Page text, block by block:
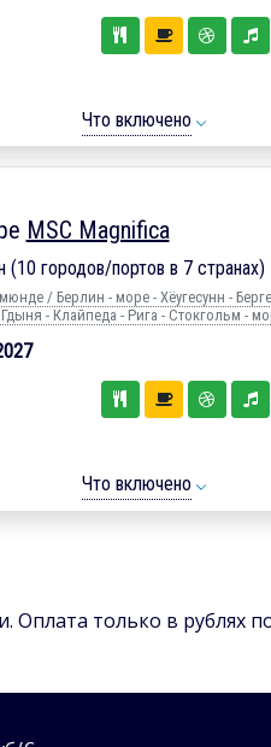
Что включено
MSC Magnifica
(10 городов/портов в 7 странах)
/ Берлин - море - Хёугесунн -
- Клайпеда - Рига - Стокгольм -
Что включено
только в рублях